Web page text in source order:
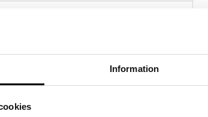
Information